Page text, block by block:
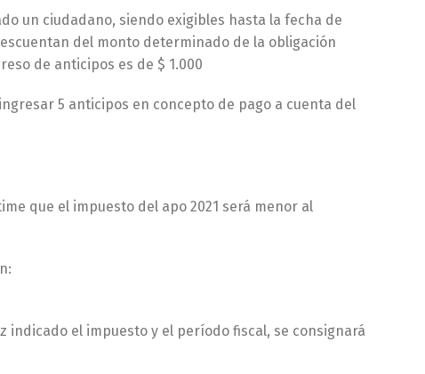
un ciudadano, siendo exigibles hasta la fecha de
del monto determinado de la obligación
de anticipos es de $ 1.000
5 anticipos en concepto de pago a cuenta del
que el impuesto del apo 2021 será menor al
indicado el impuesto y el período fiscal, se consignará